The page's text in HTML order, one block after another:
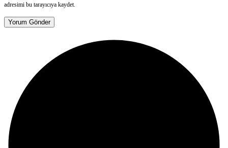
adresimi bu tarayıcıya kaydet.
Yorum Gönder